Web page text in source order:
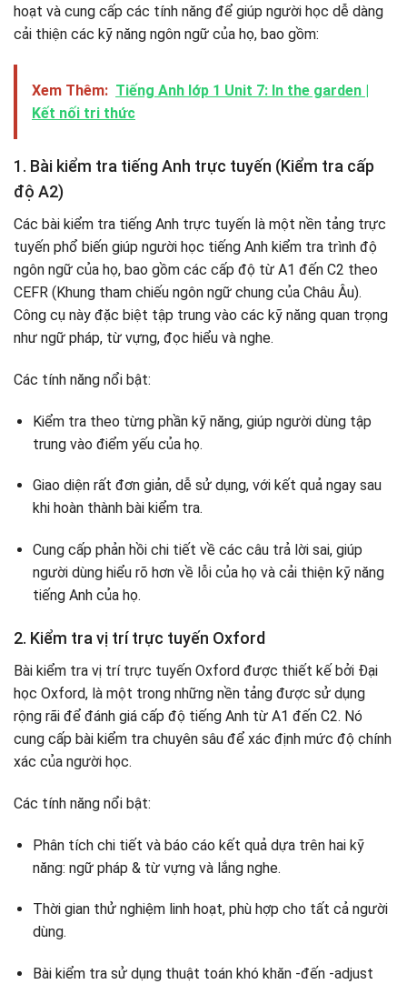
hoạt và cung cấp các tính năng để giúp người học dễ dàng
cải thiện các kỹ năng ngôn ngữ của họ, bao gồm:
Xem Thêm: Tiếng Anh lớp 1 Unit 7: In the garden |
Kết nối tri thức
1. Bài kiểm tra tiếng Anh trực tuyến (Kiểm tra cấp
độ A2)
Các bài kiểm tra tiếng Anh trực tuyến là một nền tảng trực
tuyến phổ biến giúp người học tiếng Anh kiểm tra trình độ
ngôn ngữ của họ, bao gồm các cấp độ từ A1 đến C2 theo
CEFR (Khung tham chiếu ngôn ngữ chung của Châu Âu).
Công cụ này đặc biệt tập trung vào các kỹ năng quan trọng
như ngữ pháp, từ vựng, đọc hiểu và nghe.
Các tính năng nổi bật:
Kiểm tra theo từng phần kỹ năng, giúp người dùng tập
trung vào điểm yếu của họ.
Giao diện rất đơn giản, dễ sử dụng, với kết quả ngay sau
khi hoàn thành bài kiểm tra.
Cung cấp phản hồi chi tiết về các câu trả lời sai, giúp
người dùng hiểu rõ hơn về lỗi của họ và cải thiện kỹ năng
tiếng Anh của họ.
2. Kiểm tra vị trí trực tuyến Oxford
Bài kiểm tra vị trí trực tuyến Oxford được thiết kế bởi Đại
học Oxford, là một trong những nền tảng được sử dụng
rộng rãi để đánh giá cấp độ tiếng Anh từ A1 đến C2. Nó
cung cấp bài kiểm tra chuyên sâu để xác định mức độ chính
xác của người học.
Các tính năng nổi bật:
Phân tích chi tiết và báo cáo kết quả dựa trên hai kỹ
năng: ngữ pháp & từ vựng và lắng nghe.
Thời gian thử nghiệm linh hoạt, phù hợp cho tất cả người
dùng.
Bài kiểm tra sử dụng thuật toán khó khăn -đến -adjust